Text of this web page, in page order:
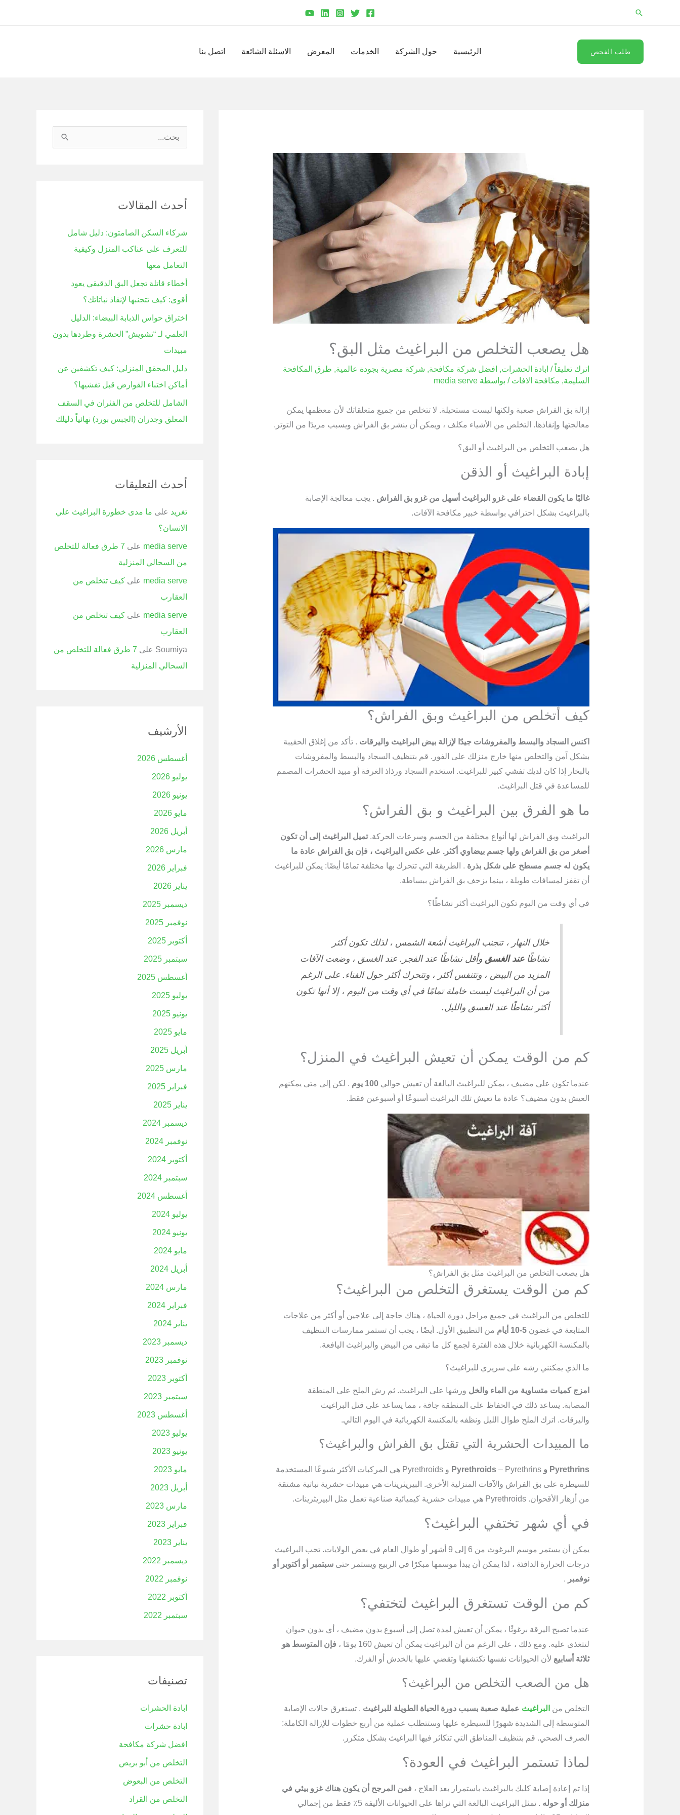
البحث
طلب الفحص الرئيسية حول الشركة الخدمات المعرض الاسئلة الشائعة اتصل بنا
هل يصعب التخلص من البراغيث مثل البق؟
اترك تعليقاً / ابادة الحشرات, افضل شركة مكافحة, شركة مصرية بجودة عالمية, طرق المكافحة
السليمة, مكافحة الافات / بواسطة media serve
إزالة بق الفراش صعبة ولكنها ليست مستحيلة. لا تتخلص من جميع متعلقاتك لأن معظمها يمكن
معالجتها وإنقاذها. التخلص من الأشياء مكلف ، ويمكن أن ينشر بق الفراش ويسبب مزيدًا من التوتر.
هل يصعب التخلص من البراغيث أو البق؟
إبادة البراغيث أو الذقن
غالبًا ما يكون القضاء على غزو البراغيث أسهل من غزو بق الفراش . يجب معالجة الإصابة
بالبراغيث بشكل احترافي بواسطة خبير مكافحة الآفات.
كيف أتخلص من البراغيث وبق الفراش؟
اكنس السجاد والبسط والمفروشات جيدًا لإزالة بيض البراغيث واليرقات . تأكد من إغلاق الحقيبة
بشكل آمن والتخلص منها خارج منزلك على الفور. قم بتنظيف السجاد والبسط والمفروشات
بالبخار إذا كان لديك تفشي كبير للبراغيث. استخدم السجاد ورذاذ الغرفة أو مبيد الحشرات المصمم
للمساعدة في قتل البراغيث.
ما هو الفرق بين البراغيث و بق الفراش؟
البراغيث وبق الفراش لها أنواع مختلفة من الجسم وسرعات الحركة.تميل البراغيث إلى أن تكون
أصغر من بق الفراش ولها جسم بيضاوي أكثر. على عكس البراغيث ، فإن بق الفراش عادة ما
يكون له جسم مسطح على شكل بذرة . الطريقة التي تتحرك بها مختلفة تمامًا أيضًا: يمكن للبراغيث
أن تقفز لمسافات طويلة ، بينما يزحف بق الفراش ببساطة.
في أي وقت من اليوم تكون البراغيث أكثر نشاطًا؟
خلال النهار ، تتجنب البراغيث أشعة الشمس ، لذلك تكون أكثر
نشاطًاعند الغسق وأقل نشاطًا عند الفجر. عند الغسق ، وضعت الآفات
المزيد من البيض ، وتتنفس أكثر ، وتتحرك أكثر حول الفناء. على الرغم
من أن البراغيث ليست خاملة تمامًا في أي وقت من اليوم ، إلا أنها تكون
أكثر نشاطًا عند الغسق والليل.
كم من الوقت يمكن أن تعيش البراغيث في المنزل؟
عندما تكون على مضيف ، يمكن للبراغيث البالغة أن تعيش حوالي 100 يوم
. لكن إلى متى يمكنهم
العيش بدون مضيف؟ عادة ما تعيش تلك البراغيث أسبوعًا أو أسبوعين فقط.
هل يصعب التخلص من البراغيث مثل بق الفراش؟
كم من الوقت يستغرق التخلص من البراغيث؟
للتخلص من البراغيث في جميع مراحل دورة الحياة ، هناك حاجة إلى علاجين أو أكثر من علاجات
المتابعة في غضون 5-10 أيام
من التطبيق الأول. أيضًا ، يجب أن تستمر ممارسات التنظيف
بالمكنسة الكهربائية خلال هذه الفترة لجمع كل ما تبقى من البيض والبراغيث اليافعة.
ما الذي يمكنني رشه على سريري للبراغيث؟
امزج كميات متساوية من الماء والخل ورشها على البراغيث. ثم رش الملح على المنطقة
المصابة. يساعد ذلك في الحفاظ على المنطقة جافة ، مما يساعد على قتل البراغيث
واليرقات. اترك الملح طوال الليل ونظفه بالمكنسة الكهربائية في اليوم التالي.
ما المبيدات الحشرية التي تقتل بق الفراش والبراغيث؟
Pyrethrins و Pyrethroids
– Pyrethrins و Pyrethroids هي المركبات الأكثر شيوعًا المستخدمة
للسيطرة على بق الفراش والآفات المنزلية الأخرى. البيريثرينات هي مبيدات حشرية نباتية مشتقة
من أزهار الأقحوان. Pyrethroids هي مبيدات حشرية كيميائية صناعية تعمل مثل البيريثرينات.
في أي شهر تختفي البراغيث؟
يمكن أن يستمر موسم البرغوث من 6 إلى 9 أشهر أو طوال العام في بعض الولايات. تحب البراغيث
درجات الحرارة الدافئة ، لذا يمكن أن يبدأ موسمها مبكرًا في الربيع ويستمر حتى سبتمبر أو أكتوبر أو
نوفمبر .
كم من الوقت تستغرق البراغيث لتختفي؟
عندما تصبح اليرقة برغوثًا ، يمكن أن تعيش لمدة تصل إلى أسبوع بدون مضيف ، أي بدون حيوان
لتتغذى عليه. ومع ذلك ، على الرغم من أن البراغيث يمكن أن تعيش 160 يومًا ،
فإن المتوسط ​​هو
ثلاثة أسابيع لأن الحيوانات نفسها تكتشفها وتقضي عليها بالخدش أو الفرك.
هل من الصعب التخلص من البراغيث؟
التخلص من البراغيث عملية صعبة بسبب دورة الحياة الطويلة للبراغيث . تستغرق حالات الإصابة
المتوسطة إلى الشديدة شهورًا للسيطرة عليها وستتطلب عملية من أربع خطوات للإزالة الكاملة:
الصرف الصحي. قم بتنظيف المناطق التي تتكاثر فيها البراغيث بشكل متكرر.
لماذا تستمر البراغيث في العودة؟
إذا تم إعادة إصابة كلبك بالبراغيث باستمرار بعد العلاج ، فمن المرجح أن يكون هناك غزو بيئي في
منزلك أو حوله
. تمثل البراغيث البالغة التي نراها على الحيوانات الأليفة 5٪ فقط من إجمالي
ث
ن
:
أحدث المقالات
شركاء السكن الصامتون: دليل شامل
للتعرف على عناكب المنزل وكيفية
التعامل معها
أخطاء قاتلة تجعل البق الدقيقي يعود
أقوى: كيف تتجنبها لإنقاذ نباتاتك؟
اختراق حواس الذبابة البيضاء: الدليل
العلمي لـ “تشويش” الحشرة وطردها بدون
مبيدات
دليل المحقق المنزلي: كيف تكشفين عن
أماكن اختباء القوارض قبل تفشيها؟
الشامل للتخلص من الفئران في السقف
المعلق وجدران (الجبس بورد) نهائياً دليلك
أحدث التعليقات
تغريد على ما مدى خطورة البراغيث علي
الانسان؟
media serve على
7 طرق فعالة للتخلص
من السحالي المنزلية
media serve على كيف تتخلص من
العقارب
media serve على كيف تتخلص من
العقارب
Soumiya على
7 طرق فعالة للتخلص من
السحالي المنزلية
الأرشيف
أغسطس 2026
يوليو 2026
يونيو 2026
مايو 2026
أبريل 2026
مارس 2026
فبراير 2026
يناير 2026
ديسمبر 2025
نوفمبر 2025
أكتوبر 2025
سبتمبر 2025
أغسطس 2025
يوليو 2025
يونيو 2025
مايو 2025
أبريل 2025
مارس 2025
فبراير 2025
يناير 2025
ديسمبر 2024
نوفمبر 2024
أكتوبر 2024
سبتمبر 2024
أغسطس 2024
يوليو 2024
يونيو 2024
مايو 2024
أبريل 2024
مارس 2024
فبراير 2024
يناير 2024
ديسمبر 2023
نوفمبر 2023
أكتوبر 2023
سبتمبر 2023
أغسطس 2023
يوليو 2023
يونيو 2023
مايو 2023
أبريل 2023
مارس 2023
فبراير 2023
يناير 2023
ديسمبر 2022
نوفمبر 2022
أكتوبر 2022
سبتمبر 2022
تصنيفات
ابادة الحشرات
ابادة حشرات
افضل شركة مكافحة
التخلص من أبو بريص
التخلص من البعوض
التخلص من القراد